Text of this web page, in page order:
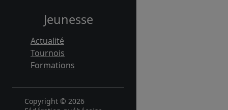
Jeunesse
Actualité
Tournois
Formations
Copyright © 2026